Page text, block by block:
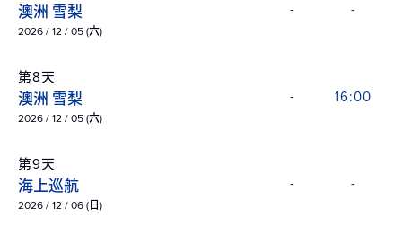
澳洲 雪梨
2026 / 12 / 05 (六)
- -
第8天
澳洲 雪梨
2026 / 12 / 05 (六)
- 16:00
第9天
海上巡航
2026 / 12 / 06 (日)
- -